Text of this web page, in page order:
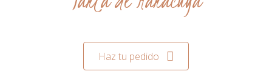
Haz tu pedido